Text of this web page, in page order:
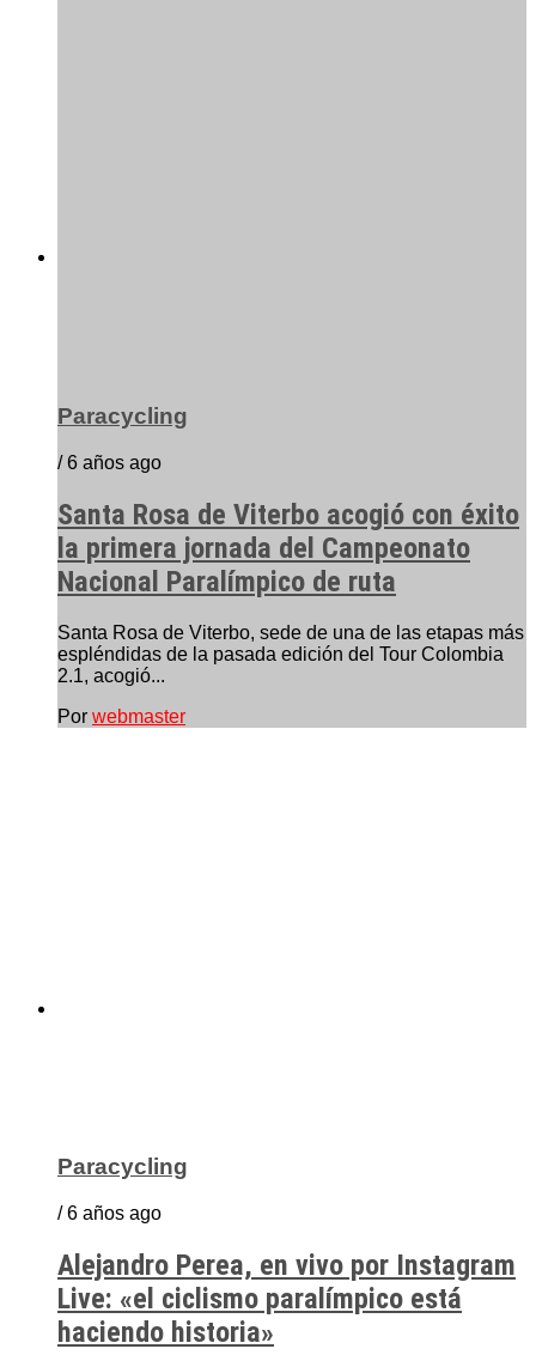
Paracycling
/ 6 años ago
Santa Rosa de Viterbo acogió con éxito
la primera jornada del Campeonato
Nacional Paralímpico de ruta
Santa Rosa de Viterbo, sede de una de las etapas más
espléndidas de la pasada edición del Tour Colombia
2.1, acogió...
Por webmaster
Paracycling
/ 6 años ago
Alejandro Perea, en vivo por Instagram
Live: «el ciclismo paralímpico está
haciendo historia»